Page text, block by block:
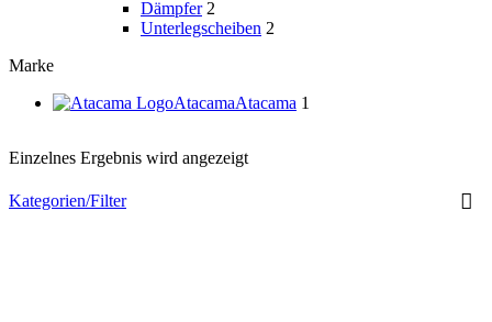
Dämpfer 2
Unterlegscheiben 2
Marke
AtacamaAtacama 1
Einzelnes Ergebnis wird angezeigt
Kategorien/Filter